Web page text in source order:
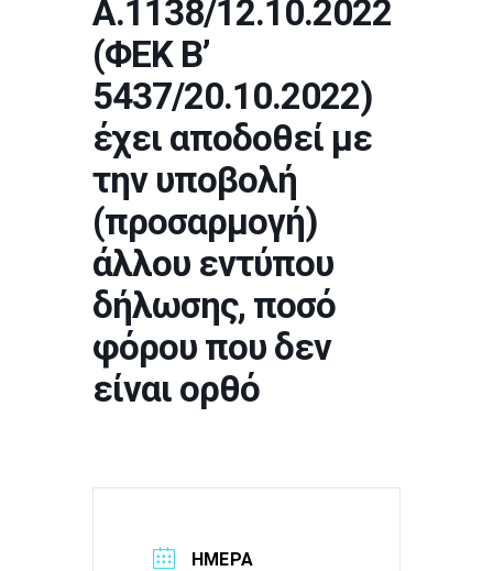
Α.1138/12.10.2022
(ΦΕΚ Β’
5437/20.10.2022)
έχει αποδοθεί με
την υποβολή
(προσαρμογή)
άλλου εντύπου
δήλωσης, ποσό
φόρου που δεν
είναι ορθό
ΗΜΈΡΑ